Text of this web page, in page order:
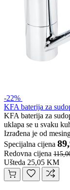
-22%
KFA baterija za
KFA baterija za
uklapa se u svaku
Izrađena je od
Specijalna cijena
Redovna cijena
Ušteda 25,05 KM